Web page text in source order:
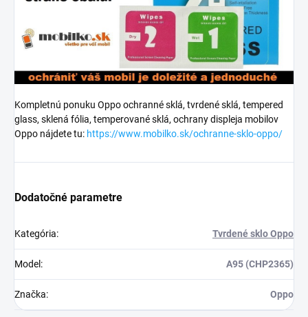
Kompletnú ponuku Oppo ochranné sklá, tvrdené sklá, tempered
glass, sklená fólia, temperované sklá, ochrany displeja mobilov
Oppo nájdete tu: https://www.mobilko.sk/ochranne-sklo-oppo/
Dodatočné parametre
Kategória: Tvrdené sklo Oppo
Model : A95 (CHP2365)
Značka: Oppo